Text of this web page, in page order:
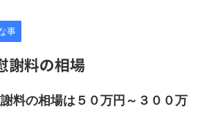
事
謝料の相場
料の相場は５０万円～３００万